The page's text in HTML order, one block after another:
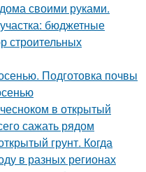
своими руками.
бюджетные
строительных
Подготовка почвы
в открытый
сажать рядом
грунт. Когда
в разных регионах